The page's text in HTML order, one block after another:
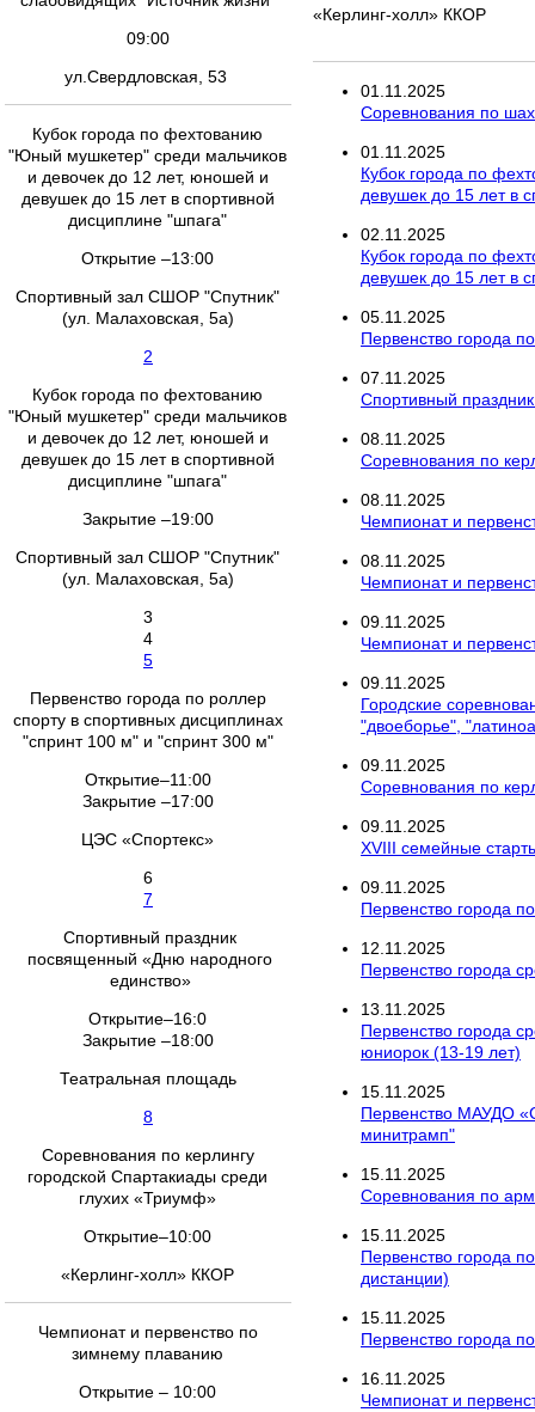
09:00
ул.Свердловская, 53
Кубок города по фехтованию
"Юный мушкетер" среди мальчиков
и девочек до 12 лет, юношей и
девушек до 15 лет в спортивной
дисциплине "шпага"
Открытие –13:00
Спортивный зал СШОР "Спутник"
(ул. Малаховская, 5а)
2
Кубок города по фехтованию
"Юный мушкетер" среди мальчиков
и девочек до 12 лет, юношей и
девушек до 15 лет в спортивной
дисциплине "шпага"
Закрытие –19:00
Спортивный зал СШОР "Спутник"
(ул. Малаховская, 5а)
3
4
5
Первенство города по роллер
спорту в спортивных дисциплинах
"спринт 100 м" и "спринт 300 м"
Открытие–11:00
Закрытие –17:00
ЦЭС «Спортекс»
6
7
Спортивный праздник
посвященный «Дню народного
единство»
Открытие–16:0
Закрытие –18:00
Театральная площадь
8
Соревнования по керлингу
городской Спартакиады среди
глухих «Триумф»
Открытие–10:00
«Керлинг-холл» ККОР
Чемпионат и первенство по
зимнему плаванию
Открытие – 10:00
«Керлинг-холл» ККОР
01.11.2025
Соревнования по
01.11.2025
Кубок города по
девушек до 15 лет в
02.11.2025
Кубок города по
девушек до 15 лет в
05.11.2025
Первенство города
07.11.2025
Спортивный
08.11.2025
Соревнования по
08.11.2025
Чемпионат и
08.11.2025
Чемпионат и
09.11.2025
Чемпионат и
09.11.2025
Городские
"двоеборье",
09.11.2025
Соревнования по
09.11.2025
XVIII семейные
09.11.2025
Первенство города
12.11.2025
Первенство города
13.11.2025
Первенство города
юниорок (13-19 лет)
15.11.2025
Первенство МАУДО
минитрамп"
15.11.2025
Соревнования по
15.11.2025
Первенство города
дистанции)
15.11.2025
Первенство города
16.11.2025
Чемпионат и